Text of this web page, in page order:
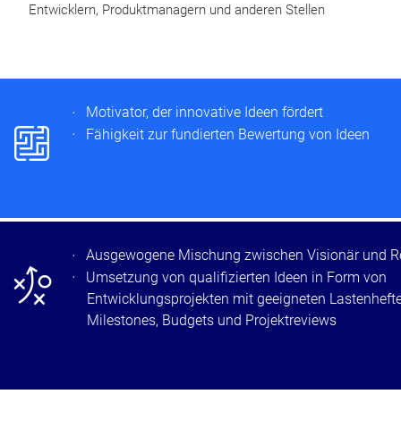
Entwicklern, Produktmanagern und anderen Stellen
p
Motivator, der innovative Ideen fördert
Fähigkeit zur fundierten Bewertung von Ideen
n
Ausgewogene Mischung zwischen Visionär und
Umsetzung von qualifizierten Ideen in Form von
Entwicklungsprojekten mit geeigneten
Milestones, Budgets und Projektreviews